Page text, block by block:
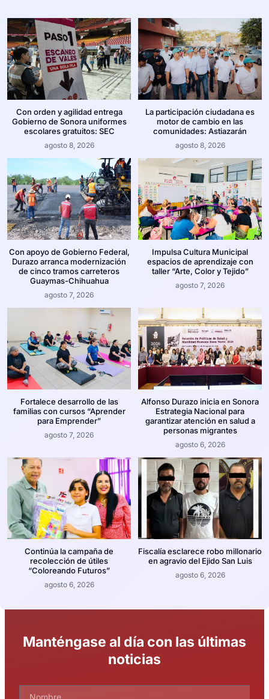
Con orden y agilidad entrega
Gobierno de Sonora uniformes
escolares gratuitos: SEC
agosto 8, 2026
La participación ciudadana es
motor de cambio en las
comunidades: Astiazarán
agosto 8, 2026
Con apoyo de Gobierno Federal,
Durazo arranca modernización
de cinco tramos carreteros
Guaymas-Chihuahua
agosto 7, 2026
Impulsa Cultura Municipal
espacios de aprendizaje con
taller “Arte, Color y Tejido”
agosto 7, 2026
Fortalece desarrollo de las
familias con cursos “Aprender
para Emprender”
agosto 7, 2026
Alfonso Durazo inicia en Sonora
Estrategia Nacional para
garantizar atención en salud a
personas migrantes
agosto 6, 2026
Continúa la campaña de
recolección de útiles
“Coloreando Futuros”
agosto 6, 2026
Fiscalía esclarece robo millonario
en agravio del Ejido San Luis
agosto 6, 2026
Manténgase al día con las últimas
noticias